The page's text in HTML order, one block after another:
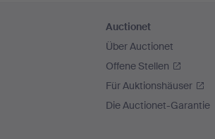
Auctionet
Über Auctionet
Offene Stellen
Für Auktionshäuser
Die Auctionet-Garantie